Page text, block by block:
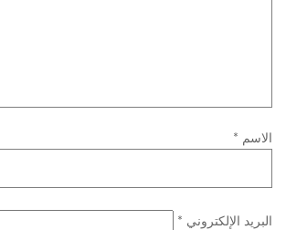
الاسم *
البريد الإلكتروني *